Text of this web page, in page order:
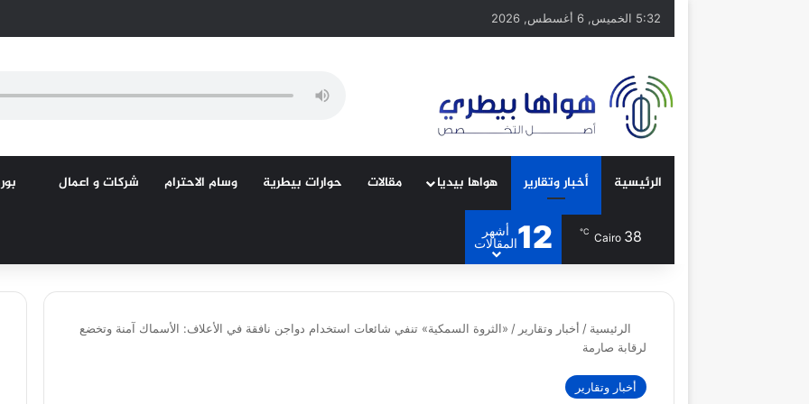
5:32 الخميس, 6 أغسطس, 2026
الرئيسية أخبار وتقارير هواها بيديا مقالات حوارات بيطرية وسام الاحترام شركات و اعمال
Cairo 38
℃
12
أشهر
المقالات
الرئيسية / أخبار وتقارير / «الثروة السمكية» تنفي شائعات استخدام دواجن نافقة في الأعلاف: الأسماك آمنة وتخضع
لرقابة صارمة
أخبار وتقارير